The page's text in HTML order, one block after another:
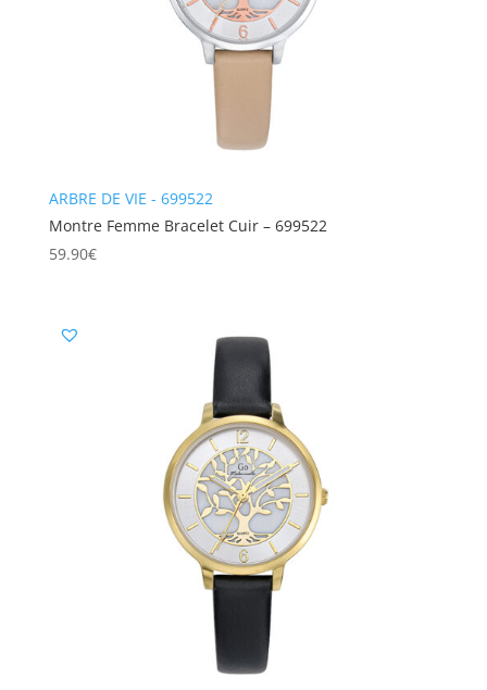
ARBRE DE VIE - 699522
Montre Femme Bracelet Cuir – 699522
59.90€